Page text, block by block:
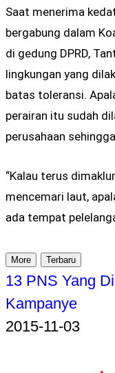
Saat menerima
bergabung dalam
di gedung DPRD,
lingkungan yang
batas toleransi.
perairan itu sudah
perusahaan
“Kalau terus
mencemari laut,
ada tempat
More Terbaru
13 PNS Yang
Kampanye
2015-11-03